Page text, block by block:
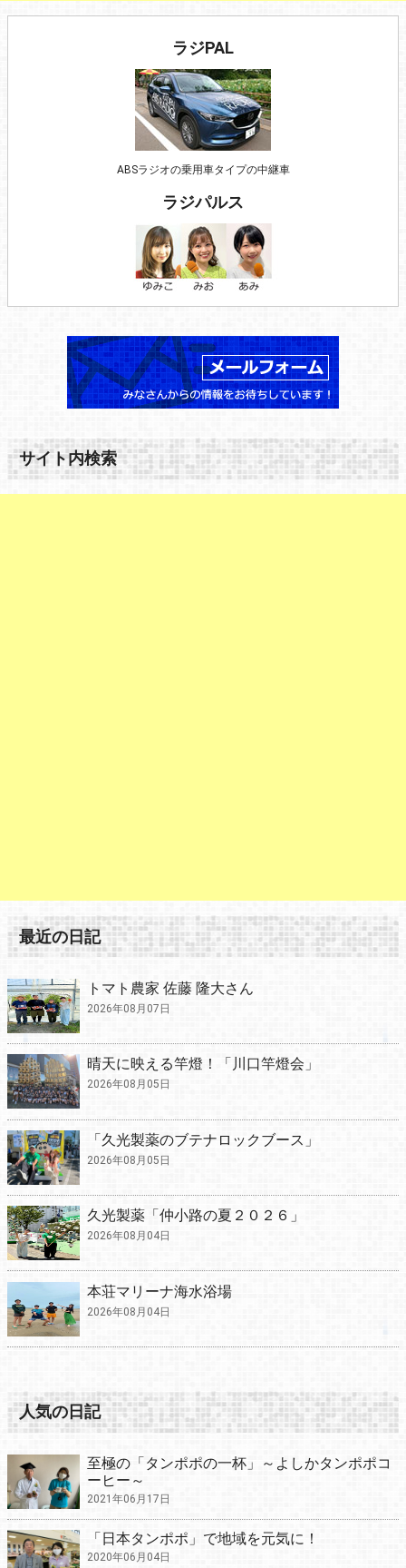
ラジPAL
ABSラジオの乗用車タイプの中継車
ラジパルス
サイト内検索
最近の日記
トマト農家 佐藤 隆大さん
2026年08月07日
晴天に映える竿燈！「川口竿燈会」
2026年08月05日
「久光製薬のブテナロックブース」
2026年08月05日
久光製薬「仲小路の夏２０２６」
2026年08月04日
本荘マリーナ海水浴場
2026年08月04日
人気の日記
至極の「タンポポの一杯」～よしかタンポポコ
ーヒー～
2021年06月17日
「日本タンポポ」で地域を元気に！
2020年06月04日